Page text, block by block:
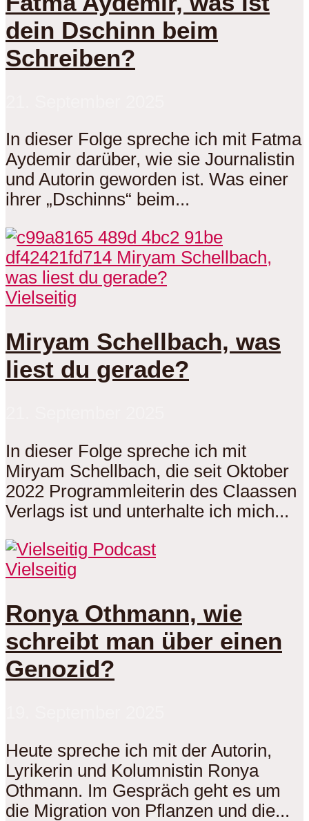
dein Dschinn beim
Schreiben?
In dieser Folge spreche ich mit Fatma
Aydemir darüber, wie sie Journalistin
und Autorin geworden ist. Was einer
ihrer „Dschinns“ beim...
Vielseitig
Miryam Schellbach, was
liest du gerade?
In dieser Folge spreche ich mit
Miryam Schellbach, die seit Oktober
2022 Programmleiterin des Claassen
Verlags ist und unterhalte ich mich...
Vielseitig
Ronya Othmann, wie
schreibt man über einen
Genozid?
Heute spreche ich mit der Autorin,
Lyrikerin und Kolumnistin Ronya
Othmann. Im Gespräch geht es um
die Migration von Pflanzen und die...